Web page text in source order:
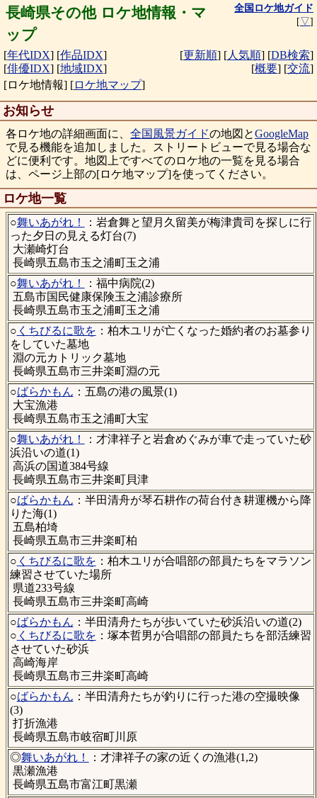
長崎県その他 ロケ地情報・マ
ップ
全国ロケ地ガイド
[▽]
[年代IDX] [作品IDX]
[俳優IDX] [地域IDX]
[更新順] [人気順] [DB検索]
[概要] [交流]
[ロケ地情報] [ロケ地マップ]
お知らせ
各ロケ地の詳細画面に、 全国風景ガイドの地図とGoogleMap
で見る機能を追加しました。ストリートビューで見る場合な
どに便利です。地図上ですべてのロケ地の一覧を見る場合
は、ページ上部の[ロケ地マップ]を使ってください。
ロケ地一覧
○舞いあがれ！
：岩倉舞と望月久留美が梅津貴司を探しに行
った夕日の見える灯台(7)
大瀬崎灯台
長崎県五島市玉之浦町玉之浦
○舞いあがれ！
：福中病院(2)
五島市国民健康保険玉之浦診療所
長崎県五島市玉之浦町玉之浦
○ くちびるに歌を ：柏木ユリが亡くなった婚約者のお墓参り
をしていた墓地
淵の元カトリック墓地
長崎県五島市三井楽町淵の元
○ばらかもん ：五島の港の風景(1)
大宝漁港
長崎県五島市玉之浦町大宝
○舞いあがれ！
：才津祥子と岩倉めぐみが車で走っていた砂
浜沿いの道(1)
高浜の国道384号線
長崎県五島市三井楽町貝津
○ばらかもん ：半田清舟が琴石耕作の荷台付き耕運機から降
りた海(1)
五島柏埼
長崎県五島市三井楽町柏
○ くちびるに歌を ：柏木ユリが合唱部の部員たちをマラソン
練習させていた場所
県道233号線
長崎県五島市三井楽町高崎
○ばらかもん ：半田清舟たちが歩いていた砂浜沿いの道(2)
○ くちびるに歌を ：塚本哲男が合唱部の部員たちを部活練習
させていた砂浜
高崎海岸
長崎県五島市三井楽町高崎
○ばらかもん ：半田清舟たちが釣りに行った港の空撮映像
(3)
打折漁港
長崎県五島市岐宿町川原
◎舞いあがれ！
：才津祥子の家の近くの漁港(1,2)
黒瀬漁港
長崎県五島市富江町黒瀬